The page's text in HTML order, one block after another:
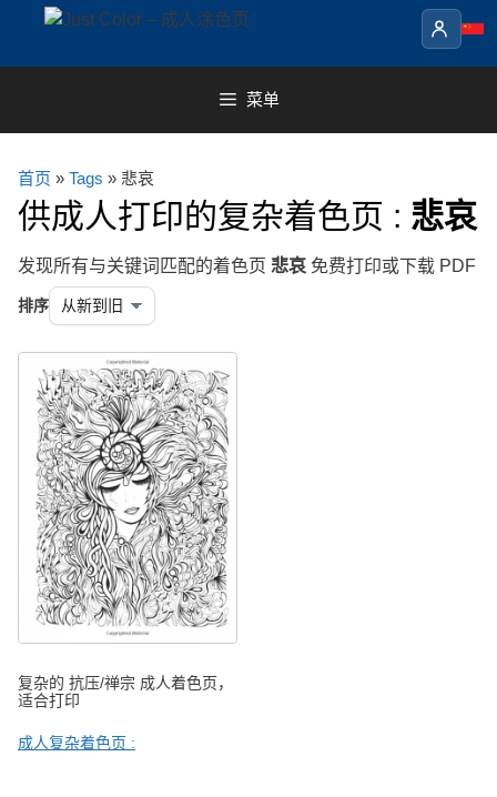
content
菜单
首页 » Tags » 悲哀
供成人打印的复杂着色页 : 悲哀
发现所有与关键词匹配的着色页 悲哀 免费打印或下载 PDF
排序
复杂的 抗压/禅宗 成人着色页，
适合打印
成人复杂着色页 :